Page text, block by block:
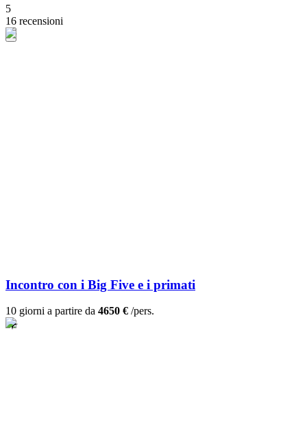
5
16 recensioni
Incontro con i Big Five e i primati
10 giorni a partire da 4650 € /pers.